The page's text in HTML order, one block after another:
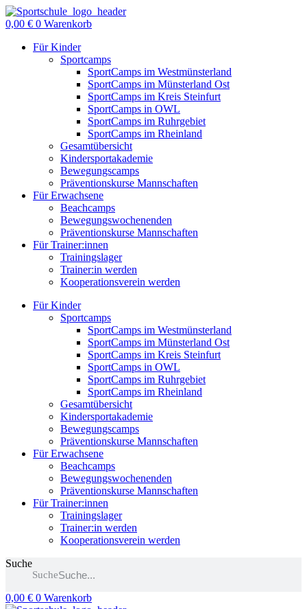
Zum
Inhalt
0,00 € 0 Warenkorb
Für Kinder
Sportcamps
SportCamps im Westmünsterland
SportCamps im Münsterland Ost
SportCamps im Kreis Steinfurt
SportCamps in OWL
SportCamps im Ruhrgebiet
SportCamps im Rheinland
Gesamtübersicht
Kindersportakademie
Bewegungscamps
Präventionskurse Mannschaften
Für Erwachsene
Beachcamps
Bewegungswochenenden
Präventionskurse Mannschaften
Für Trainer:innen
Trainingslager
Trainer:in werden
Kooperationsverein werden
Für Kinder
Sportcamps
SportCamps im Westmünsterland
SportCamps im Münsterland Ost
SportCamps im Kreis Steinfurt
SportCamps in OWL
SportCamps im Ruhrgebiet
SportCamps im Rheinland
Gesamtübersicht
Kindersportakademie
Bewegungscamps
Präventionskurse Mannschaften
Für Erwachsene
Beachcamps
Bewegungswochenenden
Präventionskurse Mannschaften
Für Trainer:innen
Trainingslager
Trainer:in werden
Kooperationsverein werden
Suche
Suche
0,00 € 0 Warenkorb